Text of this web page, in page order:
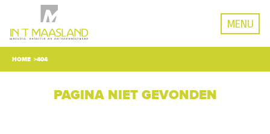
MENU
HOME 404
PAGINA NIET GEVONDEN